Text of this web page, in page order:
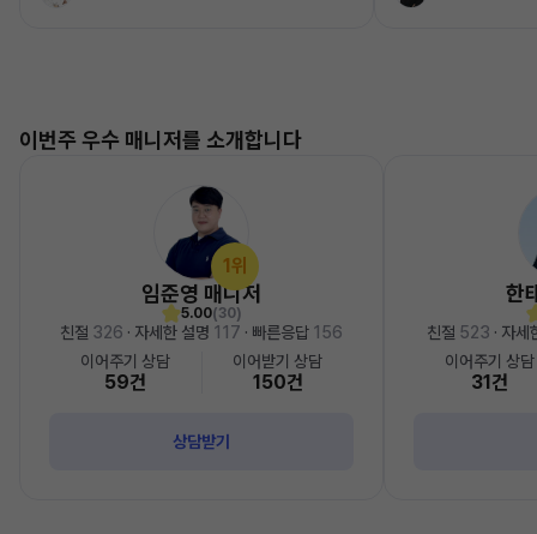
이번주 우수 매니저를 소개합니다
1위
임준영 매니저
5.00(30)
친절 326 · 자세한 설명 117 · 빠른응답 156
이어주기 상담
59건
이어받기 상담
150건
상담받기
한
친절 523 · 자
이어주기 상담
31건